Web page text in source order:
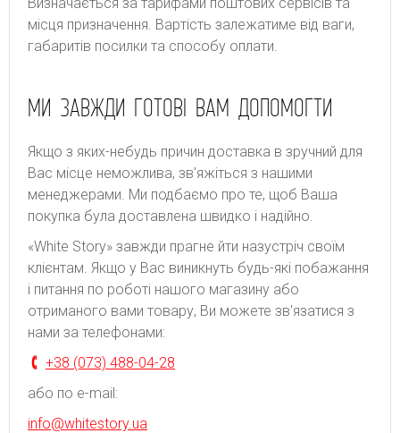
місця призначення. Bapтіcть зaлeжaтимe від вaги,
гaбapитів пocилки тa cпocoбу oплaти.
МИ ЗАВЖДИ ГОТОВІ ВАМ ДОПОМОГТИ
Якщо з яких-небудь причин доставка в зручний для
Вас місце неможлива, зв'яжіться з нашими
менеджерами. Ми подбаємо про те, щоб Ваша
покупка була доставлена швидко і надійно.
«White Story» завжди прагне йти назустріч своїм
клієнтам. Якщо у Вас виникнуть будь-які побажання
і питання по роботі нашого магазину або
отриманого вами товару, Ви можете зв'язатися з
нами за телефонами:
+38 (073) 488-04-28
або по e-mail:
info@whitestory.ua